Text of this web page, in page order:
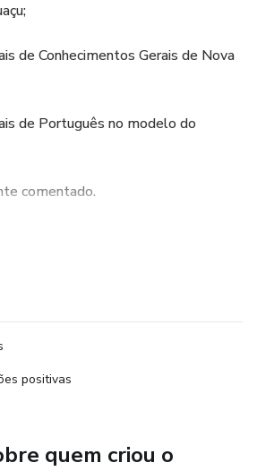
de Conhecimentos Gerais de Nova
de Português no modelo do
comentado.
leitura, podendo ser visualizado
positivas
quem criou o